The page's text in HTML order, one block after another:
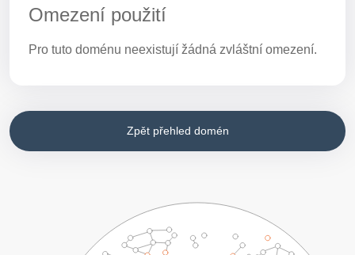
Omezení použití
Pro tuto doménu neexistují žádná zvláštní omezení.
Zpět přehled domén